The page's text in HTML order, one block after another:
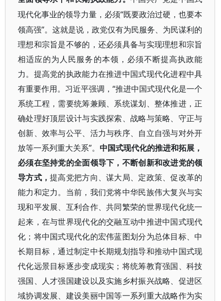
现代化事业的领导力量，必须“既要政治过硬，也要本
领高强”。这就是说，政党仅有为民服务、为民谋利的
理想和宗旨是不够的，还必须具备与实现理想和宗旨
相适应的为人民服务的本领，必须不断提高执政能
力。提高党的执政能力在推进中国式现代化进程中具
有重要作用。习近平强调，“推进中国式现代化是一个
系统工程，需要统筹兼顾、系统谋划、整体推进，正
确处理好顶层设计与实践探索、战略与策略、守正与
创新、效率与公平、活力与秩序、自立自强与对外开
放等一系列重大关系”。中国式现代化的推进和拓展，
必须在坚持党的全面领导下，不断创新和改进党的领
导方式，提高党把方向、谋大局、定政策、促改革的
能力和定力。当前，我们党将中华民族伟大复兴与实
现和平发展、互利合作、共同繁荣的世界现代化统一
起来，在与世界现代化的交融互动中推进中国式现代
化；将中国式现代化的宏伟蓝图划分为总体目标、中
长期目标，通过制定中长期规划指导和推动中国式现
代化远景目标逐步变成现实；将统筹教育强国、科技
强国、人才强国建设以及实施乡村振兴战略、促进区
域协调发展、建设美丽中国等一系列重大战略作为实